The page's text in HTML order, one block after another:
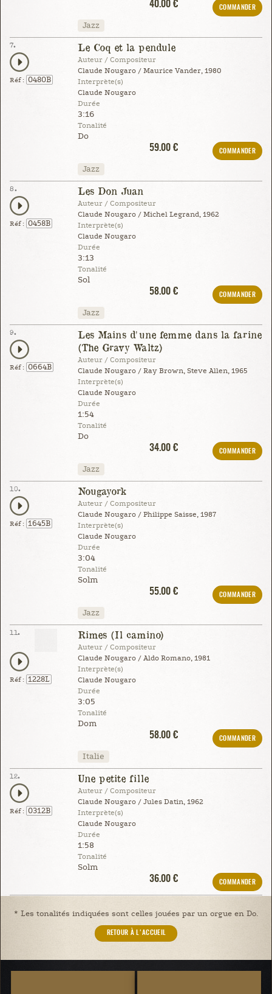
40.00 € COMMANDER
Jazz
7.
Réf : 0480B
Le Coq et la pendule
Auteur / Compositeur
Claude Nougaro / Maurice Vander, 1980
Interprète(s)
Claude Nougaro
Durée
3:16
Tonalité
Do
59.00 €
COMMANDER
Jazz
8.
Réf : 0458B
Les Don Juan
Auteur / Compositeur
Claude Nougaro / Michel Legrand, 1962
Interprète(s)
Claude Nougaro
Durée
3:13
Tonalité
Sol
58.00 €
COMMANDER
Jazz
9.
Réf : 0664B
Les Mains d'une femme dans la farine
(The Gravy Waltz)
Auteur / Compositeur
Claude Nougaro / Ray Brown, Steve Allen, 1965
Interprète(s)
Claude Nougaro
Durée
1:54
Tonalité
Do
34.00 €
COMMANDER
Jazz
10.
Réf : 1645B
Nougayork
Auteur / Compositeur
Claude Nougaro / Philippe Saisse, 1987
Interprète(s)
Claude Nougaro
Durée
3:04
Tonalité
Solm
55.00 €
COMMANDER
Jazz
11.
Réf : 1228L
Rimes (Il camino)
Auteur / Compositeur
Claude Nougaro / Aldo Romano, 1981
Interprète(s)
Claude Nougaro
Durée
3:05
Tonalité
Dom
58.00 €
COMMANDER
Italie
12.
Réf : 0312B
Une petite fille
Auteur / Compositeur
Claude Nougaro / Jules Datin, 1962
Interprète(s)
Claude Nougaro
Durée
1:58
Tonalité
Solm
36.00 €
COMMANDER
* Les tonalités indiquées sont celles jouées par un orgue en Do.
RETOUR À L'ACCUEIL